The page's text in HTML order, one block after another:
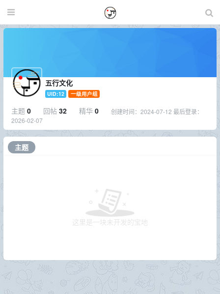
五行文化
UID:12 一级用户组
主题 0 回帖 32 精华 0 创建时间： 2024-07-12 最后登录：
2026-02-07
主题
这里是一块未开发的宝地